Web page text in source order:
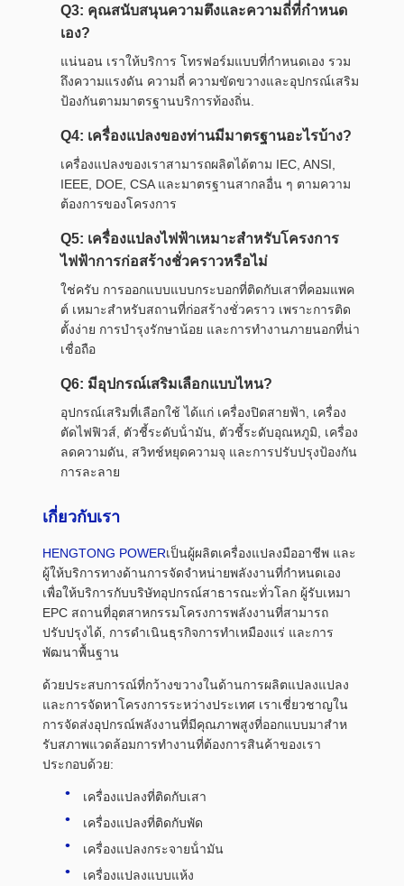
Q3: คุณสนับสนุนความตึงและความถี่ที่กําหนด
เอง?
แน่นอน เราให้บริการ โทรฟอร์มแบบที่กําหนดเอง รวม
ถึงความแรงดัน ความถี่ ความขัดขวางและอุปกรณ์เสริม
ป้องกันตามมาตรฐานบริการท้องถิ่น.
Q4: เครื่องแปลงของท่านมีมาตรฐานอะไรบ้าง?
เครื่องแปลงของเราสามารถผลิตได้ตาม IEC, ANSI,
IEEE, DOE, CSA และมาตรฐานสากลอื่น ๆ ตามความ
ต้องการของโครงการ
Q5: เครื่องแปลงไฟฟ้าเหมาะสําหรับโครงการ
ไฟฟ้าการก่อสร้างชั่วคราวหรือไม่
ใช่ครับ การออกแบบแบบกระบอกที่ติดกับเสาที่คอมแพค
ต์ เหมาะสําหรับสถานที่ก่อสร้างชั่วคราว เพราะการติด
ตั้งง่าย การบํารุงรักษาน้อย และการทํางานภายนอกที่น่า
เชื่อถือ
Q6: มีอุปกรณ์เสริมเลือกแบบไหน?
อุปกรณ์เสริมที่เลือกใช้ ได้แก่ เครื่องปิดสายฟ้า, เครื่อง
ตัดไฟฟิวส์, ตัวชี้ระดับน้ํามัน, ตัวชี้ระดับอุณหภูมิ, เครื่อง
ลดความดัน, สวิทช์หยุดความจุ และการปรับปรุงป้องกัน
การละลาย
เกี่ยวกับเรา
HENGTONG POWERเป็นผู้ผลิตเครื่องแปลงมืออาชีพ และ
ผู้ให้บริการทางด้านการจัดจําหน่ายพลังงานที่กําหนดเอง
เพื่อให้บริการกับบริษัทอุปกรณ์สาธารณะทั่วโลก ผู้รับเหมา
EPC สถานที่อุตสาหกรรมโครงการพลังงานที่สามารถ
ปรับปรุงได้, การดําเนินธุรกิจการทําเหมืองแร่ และการ
พัฒนาพื้นฐาน
ด้วยประสบการณ์ที่กว้างขวางในด้านการผลิตแปลงแปลง
และการจัดหาโครงการระหว่างประเทศ เราเชี่ยวชาญใน
การจัดส่งอุปกรณ์พลังงานที่มีคุณภาพสูงที่ออกแบบมาสําห
รับสภาพแวดล้อมการทํางานที่ต้องการสินค้าของเรา
ประกอบด้วย:
เครื่องแปลงที่ติดกับเสา
เครื่องแปลงที่ติดกับพัด
เครื่องแปลงกระจายน้ํามัน
เครื่องแปลงแบบแห้ง